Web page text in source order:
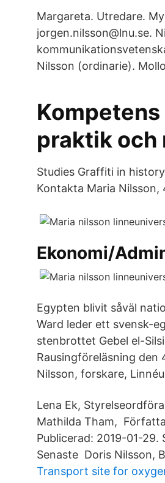
Margareta. Utredare.
jorgen.nilsson@lnu.se.
Nilsson (ordinarie).
praktik och
Studies Graffiti in
Kontakta Maria Nilsson,
Ekonomi/
Egypten blivit såväl
Ward leder ett svensk-
stenbrottet Gebel el-
Rausingföreläsning den
Nilsson, forskare,
Lena Ek,
Mathilda Tham,
Publicerad: 2019-01-29.
Senaste Doris Nilsson,
Transport site for